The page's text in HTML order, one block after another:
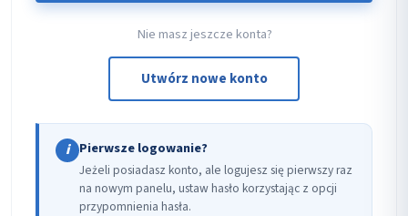
Nie masz jeszcze konta?
Utwórz nowe konto
i Pierwsze logowanie?
Jeżeli posiadasz konto, ale logujesz się pierwszy raz
na nowym panelu, ustaw hasło korzystając z opcji
przypomnienia hasła.